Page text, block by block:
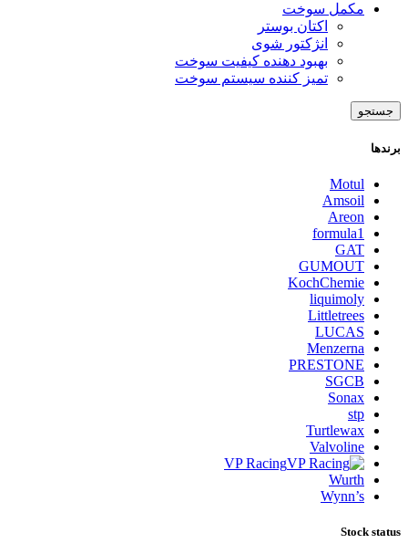
مکمل سوخت
اکتان بوستر
انژکتور شوی
بهبود دهنده کیفیت سوخت
تمیز کننده سیستم سوخت
جستجو
برندها
Motul
Amsoil
Areon
formula1
GAT
GUMOUT
KochChemie
liquimoly
Littletrees
LUCAS
Menzerna
PRESTONE
SGCB
Sonax
stp
Turtlewax
Valvoline
VP Racing
Wurth
Wynn’s
Stock status